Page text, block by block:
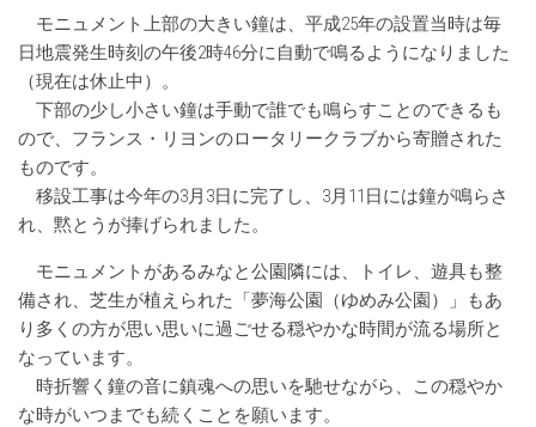
モニュメント上部の大きい鐘は、平成25年の設置当時は毎
日地震発生時刻の午後2時46分に自動で鳴るようになりました
（現在は休止中）。
下部の少し小さい鐘は手動で誰でも鳴らすことのできるも
ので、フランス・リヨンのロータリークラブから寄贈された
ものです。
移設工事は今年の3月3日に完了し、3月11日には鐘が鳴らさ
れ、黙とうが捧げられました。
モニュメントがあるみなと公園隣には、トイレ、遊具も整
備され、芝生が植えられた「夢海公園（ゆめみ公園）」もあ
り多くの方が思い思いに過ごせる穏やかな時間が流る場所と
なっています。
時折響く鐘の音に鎮魂への思いを馳せながら、この穏やか
な時がいつまでも続くことを願います。